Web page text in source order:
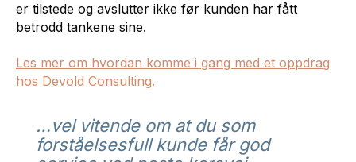
er tilstede og avslutter ikke før kunden har fått
betrodd tankene sine.
Les mer om hvordan komme i gang med et oppdrag
hos Devold Consulting.
…vel vitende om at du som
forståelsesfull kunde får god